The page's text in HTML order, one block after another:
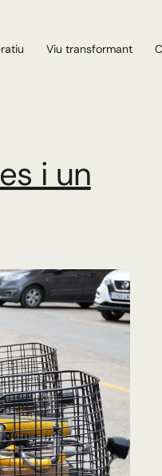
Viu transformant
i un